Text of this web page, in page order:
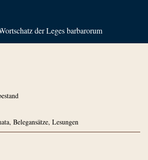
der Leges barbarorum
Belegansätze, Lesungen